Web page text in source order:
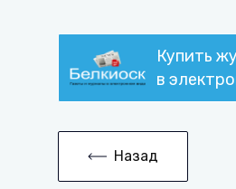
Купить
в
Назад